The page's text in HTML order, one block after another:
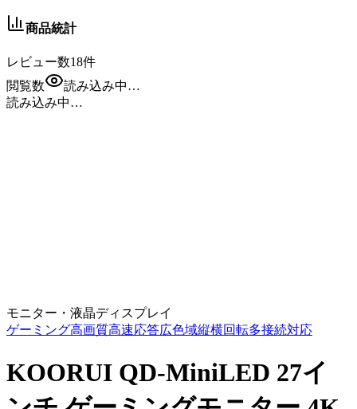
商品統計
レビュー数18件
閲覧数
読み込み中…
読み込み中…
モニター・液晶ディスプレイ
ゲーミング高画質高速応答広色域縦横回転多接続対応
KOORUI QD-MiniLED 27イ